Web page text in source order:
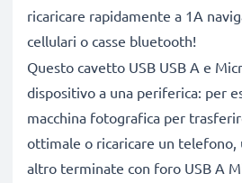
ricaricare rapidamente a 1A
cellulari o casse bluetooth!
Questo cavetto USB USB A e
dispositivo a una periferica: per
macchina fotografica per
ottimale o ricaricare un telefono,
altro terminate con foro USB A